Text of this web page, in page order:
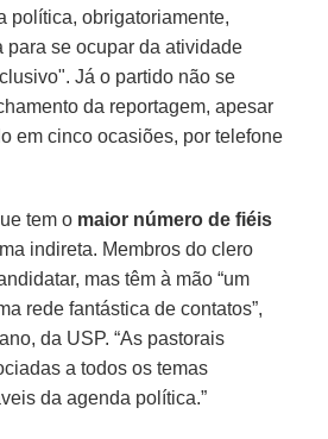
política, obrigatoriamente,
para se ocupar da atividade
Já o partido não se
da reportagem, apesar
em cinco ocasiões, por telefone
tem o maior número de fiéis
indireta. Membros do clero
mas têm à mão “um
rede fantástica de contatos”,
da USP. “As pastorais
a todos os temas
da agenda política.”